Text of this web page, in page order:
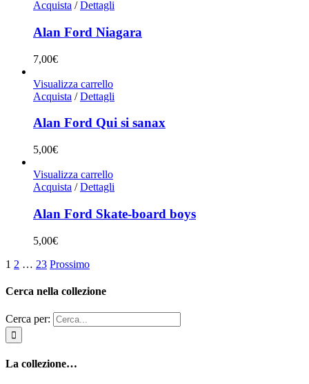
Acquista / Dettagli
Alan Ford Niagara
7,00€
Visualizza carrello
Acquista / Dettagli
Alan Ford Qui si sanax
5,00€
Visualizza carrello
Acquista / Dettagli
Alan Ford Skate-board boys
5,00€
1 2 … 23 Prossimo
Cerca nella collezione
Cerca per:
La collezione…